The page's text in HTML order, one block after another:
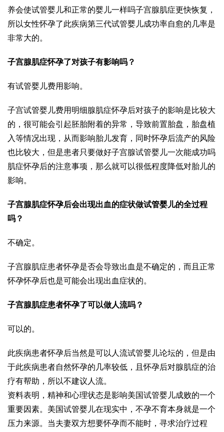
养会使试管婴儿和正常的婴儿一样吗子宫腺肌症更快恢复，
所以女性怀孕了此疾病第三代试管婴儿成功率自愈的几率是
非常大的。
子宫腺肌症怀孕了对孩子有影响吗？
有试管婴儿费用影响。
子宫试管婴儿费用明细腺肌症怀孕后对孩子的影响是比较大
的，很可能会引起胚胎附着的异常，导致前置胎盘，胎盘植
入等情况出现，从而影响胎儿发育，同时怀孕后流产的风险
也比较大，但是患者只要做好子宫腺试管婴儿一次能成功吗
肌症怀孕后的注意事项，那么就可以很低程度降低对胎儿的
影响。
子宫腺肌症怀孕后会出现出血的症状做试管婴儿的全过程
吗？
不确定。
子宫腺肌症患者怀孕是否会导致出血是不确定的，而且正常
怀孕怀孕后也是可能会出现出血症状的。
子宫腺肌症患者怀孕了可以做人流吗？
可以的。
此疾病患者怀孕后当然是可以人流试管婴儿论坛的，但是由
于此疾病患者自然怀孕的几率较低，且怀孕后对腺肌症的治
疗有帮助，所以不建议人流。
资料表明，精神和心理状态是影响美国试管婴儿成败的一个
重要因素。 美国试管婴儿在现实中，不孕不育本身就是一个
压力来源。当夫妻双方想要怀孕而不能时，寻求治疗过程